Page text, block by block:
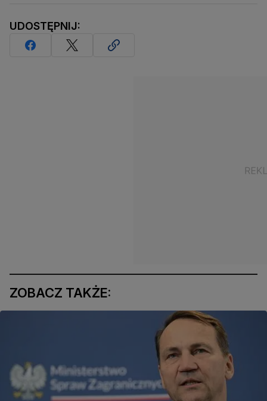
UDOSTĘPNIJ:
ZOBACZ TAKŻE: